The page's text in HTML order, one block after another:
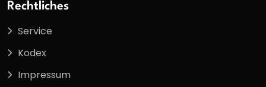
Rechtliches
Service
Kodex
Impressum